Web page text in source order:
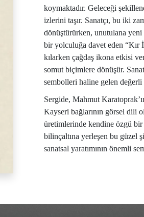
koymaktadır. Geleceği
izlerini taşır. Sanatçı, bu iki
dönüştürürken, unutulana
bir yolculuğa davet eden “Kır
kılarken çağdaş ikona etkisi
somut biçimlere dönüşür.
sembolleri haline gelen değerli
Sergide, Mahmut
Kayseri bağlarının görsel dili
üretimlerinde kendine özgü bir
bilinçaltına yerleşen bu güzel
sanatsal yaratımının önemli